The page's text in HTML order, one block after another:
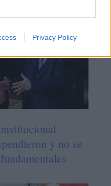
Privacy Policy
y no se